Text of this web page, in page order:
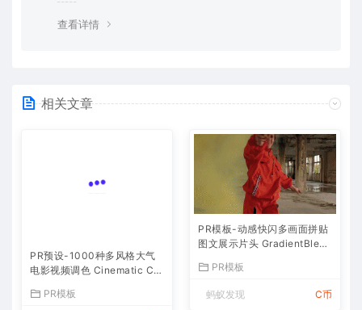
查看详情
相关文章
PR预设-1000种多风格大气
电影视频调色 Cinematic Col
PR模板
PR模板-动感快闪多画面拼贴
图文展示片头 GradientBlend
PR模板
蚂蚁发现 C币